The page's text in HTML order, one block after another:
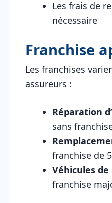
Les frais de
nécessaire
Franchise
Les franchises
assureurs :
Réparation
sans
franchise de
Véhicules de
franchise